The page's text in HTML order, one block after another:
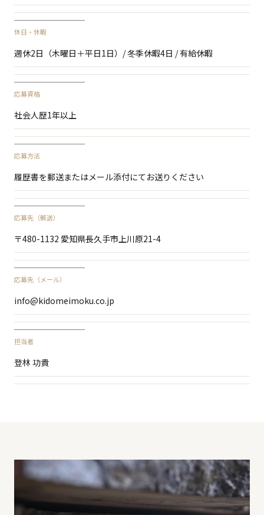
休日・休暇
週休2日（木曜日＋平日1日）/ 冬季休暇4日 / 有給休暇
応募資格
社会人歴1年以上
応募方法
履歴書を郵送またはメール添付にてお送りください
応募先（郵送）
〒480-1132 愛知県長久手市上川原21-4
応募先（メール）
info@kidomeimoku.co.jp
担当者
登林 功貴